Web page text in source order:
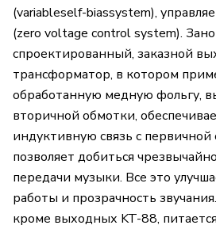
(variableself-biassystem),
(zero voltage control system).
спроектированный, заказной
трансформатор, в котором
обработанную медную фольгу,
вторичной обмотки,
индуктивную связь с
позволяет добиться
передачи музыки. Все это
работы и прозрачность
кроме выходных KT-88,